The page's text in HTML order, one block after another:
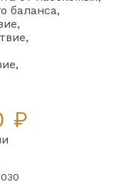
баланса
₽